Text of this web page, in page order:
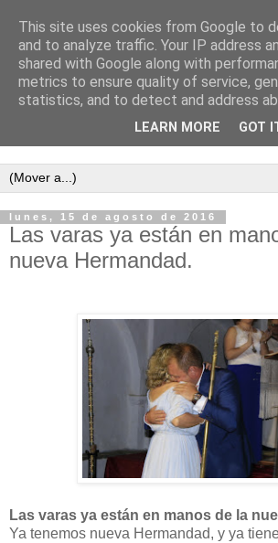
Semanario independiente de Calañas
lunes, 15 de agosto de 2016
Las varas ya están en
nueva Hermandad.
Las varas ya están en manos de la
Ya tenemos nueva Hermandad, y ya
This site uses cookies from Google to
and to analyze traffic. Your IP address
shared with Google along with
metrics to ensure quality of service,
statistics, and to detect and address
LEARN MORE GOT